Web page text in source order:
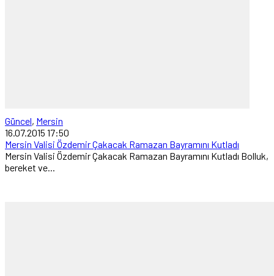
Güncel, Mersin
16.07.2015 17:50
Mersin Valisi Özdemir Çakacak Ramazan Bayramını Kutladı
Mersin Valisi Özdemir Çakacak Ramazan Bayramını Kutladı Bolluk,
bereket ve...